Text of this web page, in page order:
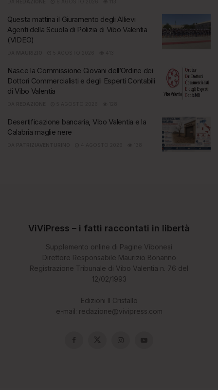
Questa mattina il Giuramento degli Allievi
Agenti della Scuola di Polizia di Vibo Valentia
(VIDEO)
Nasce la Commissione Giovani dell’Ordine dei
Dottori Commercialisti e degli Esperti Contabili
di Vibo Valentia
Desertificazione bancaria, Vibo Valentia e la
Calabria maglie nere
ViViPress – i fatti raccontati in libertà
Supplemento online di Pagine Vibonesi
Direttore Responsabile Maurizio Bonanno
Registrazione Tribunale di Vibo Valentia n. 76 del
12/02/1993
Edizioni Il Cristallo
e-mail: redazione@vivipress.com